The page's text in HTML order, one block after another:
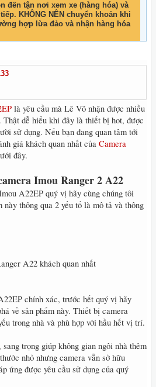
đến tận nơi xem xe (hàng hóa) và
KHÔNG NÊN chuyển khoản khi
hợp lừa đảo và nhận hàng hóa
là yêu cầu mà Lê Võ nhận được nhiều
Thật dễ hiểu khi đây là thiết bị hot, được
sử dụng. Nếu bạn đang quan tâm tới
giá khách quan nhất của Camera
đây.
Imou Ranger 2 A22
A22EP quý vị hãy cùng chúng tôi
này thông qua 2 yếu tố là mô tả và thông
A22 khách quan nhất
chính xác, trước hết quý vị hãy
về sản phẩm này. Thiết bị camera
trong nhà và phù hợp với hầu hết vị trí.
trọng giúp không gian ngôi nhà thêm
nhỏ nhưng camera vẫn sở hữu
ứng được yêu cầu sử dụng của quý